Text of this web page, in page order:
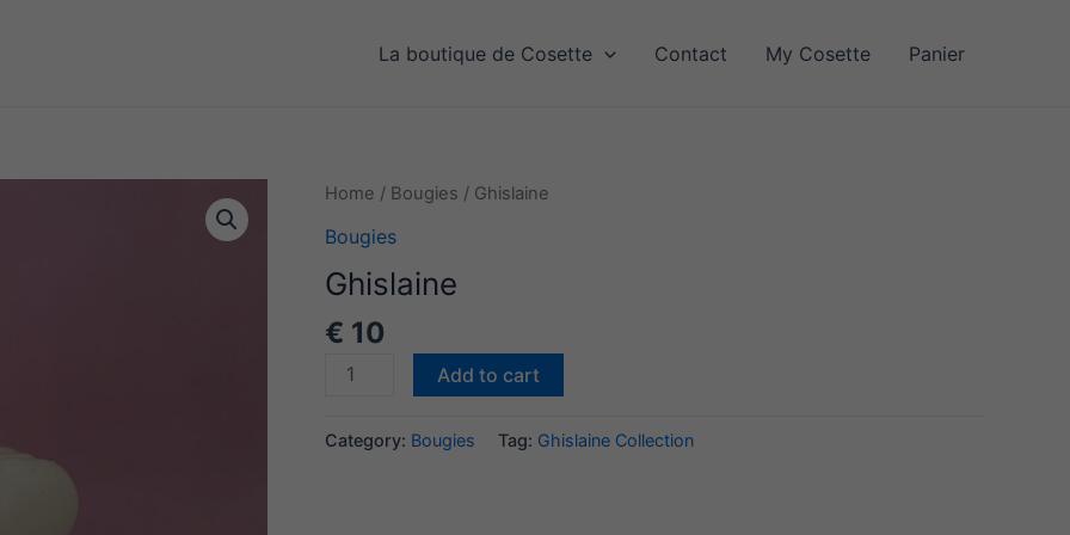
La boutique de Cosette Contact My Cosette Panier
Home / Bougies / Ghislaine
Bougies
Ghislaine
€ 10
Ghislaine
Add to cart
Category: Bougies Tag: Ghislaine Collection